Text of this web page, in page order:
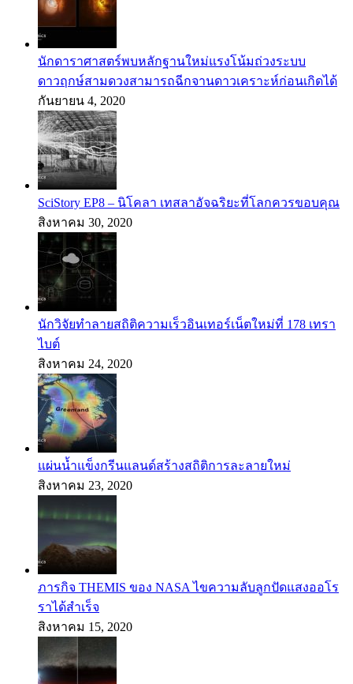
นักดาราศาสตร์พบหลักฐานใหม่แรงโน้มถ่วงระบบ
ดาวฤกษ์สามดวงสามารถฉีกจานดาวเคราะห์ก่อนเกิดได้
กันยายน 4, 2020
SciStory EP8 – นิโคลา เทสลาอัจฉริยะที่โลกควรขอบคุณ
สิงหาคม 30, 2020
นักวิจัยทำลายสถิติความเร็วอินเทอร์เน็ตใหม่ที่ 178 เทรา
ไบต์
สิงหาคม 24, 2020
แผ่นน้ำแข็งกรีนแลนด์สร้างสถิติการละลายใหม่
สิงหาคม 23, 2020
ภารกิจ THEMIS ของ NASA ไขความลับลูกปัดแสงออโร
ราได้สำเร็จ
สิงหาคม 15, 2020